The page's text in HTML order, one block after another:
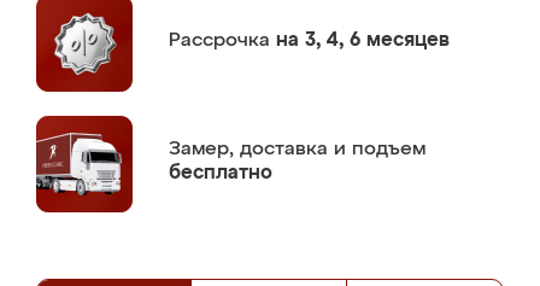
Рассрочка на 3, 4, 6 месяцев
Замер, доставка и подъем
бесплатно